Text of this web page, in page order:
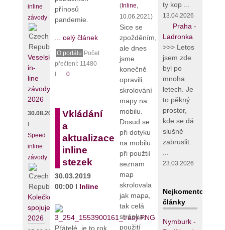
inline
závody
Veselské
in-
line
závody
2026
30.08.2026
Speed
inline
závody
Kolečko
spojuje
2026
přínosů
pandemie.
... celý článek
O portálu Počet
přečtení: 11480
0
Vkládání
a
aktualizace
inline
stezek
30.03.2019
00:00 I Inline
Přátelé, je to rok,
(Inline
10.06.2021)
Sice se
zpožděním,
ale dnes
jsme
konečně
opravili
skrolování
mapy na
mobilu.
Dosud se
při dotyku
na mobilu
při použtií
seznam
map
skrolovala
jak mapa,
tak celá
stránka,
použití
ty kop ...
13.04.2026
Praha -
Ladronka
>>> Letos
jsem zde
byl po
mnoha
letech. Je
to pěkný
prostor,
kde se dá
slušně
zabruslit.
...
23.03.2026
články
Nymburk -